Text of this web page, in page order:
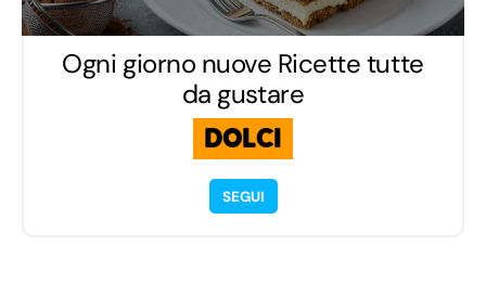
Ogni giorno nuove Ricette tutte
da gustare
DOLCI
SEGUI